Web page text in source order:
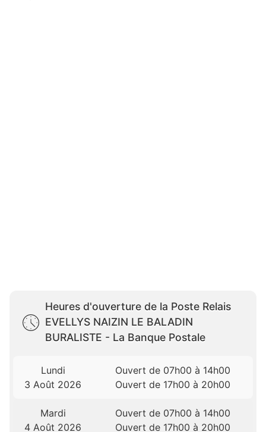
Heures d'ouverture de la Poste Relais
EVELLYS NAIZIN LE BALADIN
BURALISTE - La Banque Postale
Lundi
3 Août 2026
Ouvert de 07h00 à 14h00
Ouvert de 17h00 à 20h00
Mardi
4 Août 2026
Ouvert de 07h00 à 14h00
Ouvert de 17h00 à 20h00